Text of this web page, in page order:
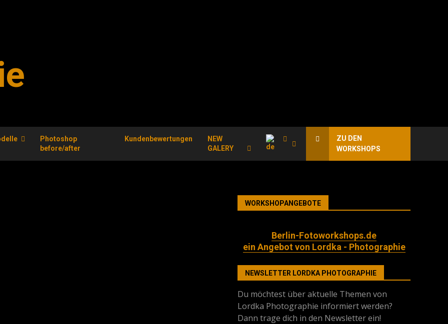
Photoshop
before/after
Kundenbewertungen
NEW
GALERY
ZU DEN
WORKSHOPS
WORKSHOPANGEBOTE
Berlin-Fotoworkshops.de
ein Angebot von Lordka - Photographie
NEWSLETTER LORDKA PHOTOGRAPHIE
Du möchtest über aktuelle Themen von
Lordka Photographie informiert werden?
Dann trage dich in den Newsletter ein!